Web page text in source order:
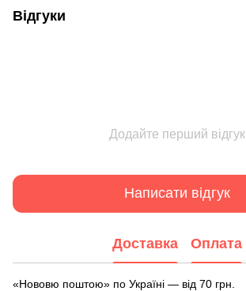
Відгуки
Додайте перший відгук
Написати відгук
Доставка Оплата
«Нововю поштою» по Україні — від 70 грн.